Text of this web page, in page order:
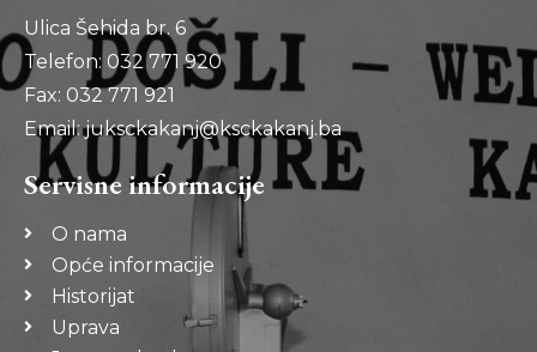
Ulica Šehida br. 6
Telefon: 032 771 920
Fax: 032 771 921
Email: juksckakanj@ksckakanj.ba
Servisne informacije
O nama
Opće informacije
Historijat
Uprava